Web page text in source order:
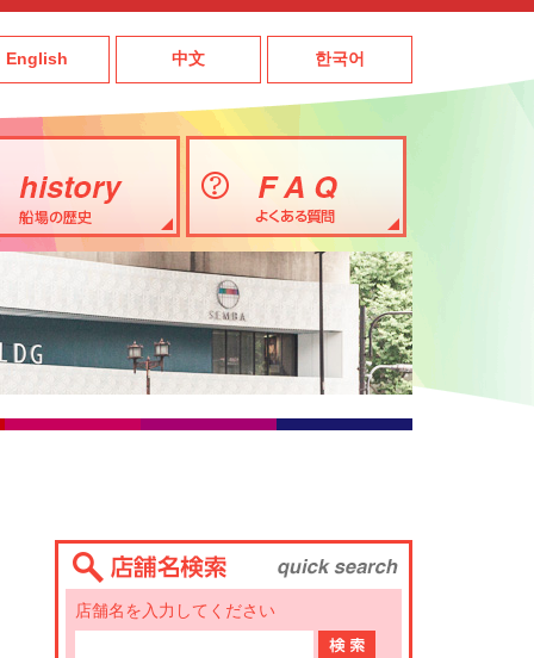
English 中文 한국어
店舗名を入力してください